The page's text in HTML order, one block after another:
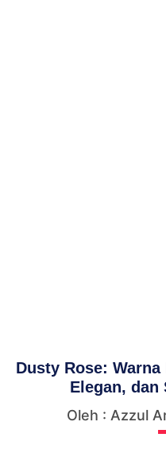
Dusty Rose:
Elegan, dan
Oleh : Azzul